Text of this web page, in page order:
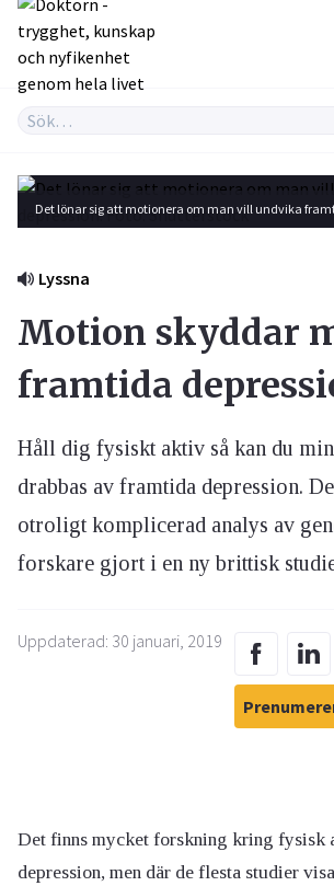
Lyssna
Motion skyddar
framtida
Håll dig fysiskt aktiv så kan du
drabbas av framtida depression.
otroligt komplicerad analys av
forskare gjort i en ny brittisk
Uppdaterad: 30 januari, 2019
Det finns mycket forskning kring fysisk
depression, men där de flesta studier